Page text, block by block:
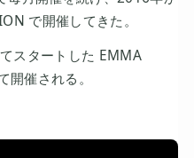
で開催してきた。
スタートした EMMA
催される。